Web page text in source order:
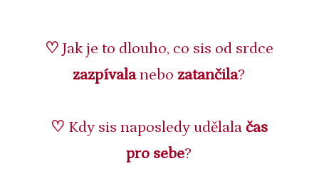
♡ Jak je to dlouho, co sis od srdce
zazpívalanebozatančila?
♡ Kdy sis naposledy udělala čas
pro sebe?